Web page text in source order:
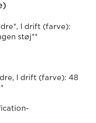
I drift (farve):
støj**
I drift (farve): 48